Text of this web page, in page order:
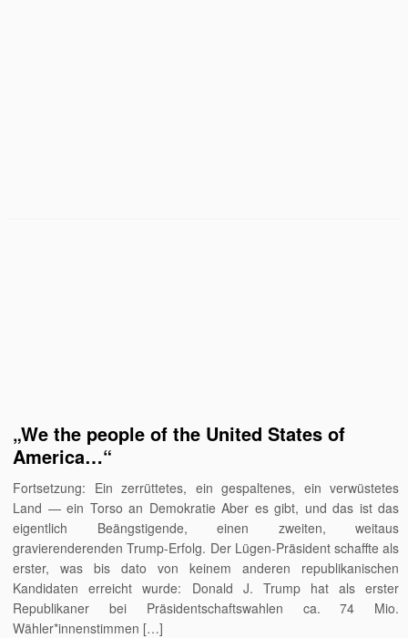
„We the people of the United States of
America…“
Fortsetzung: Ein zerrüttetes, ein gespaltenes, ein verwüstetes
Land — ein Torso an Demokratie Aber es gibt, und das ist das
eigentlich Beängstigende, einen zweiten, weitaus
gravierenderenden Trump-Erfolg. Der Lügen-Präsident schaffte als
erster, was bis dato von keinem anderen republikanischen
Kandidaten erreicht wurde: Donald J. Trump hat als erster
Republikaner bei Präsidentschaftswahlen ca. 74 Mio.
Wähler*innenstimmen […]